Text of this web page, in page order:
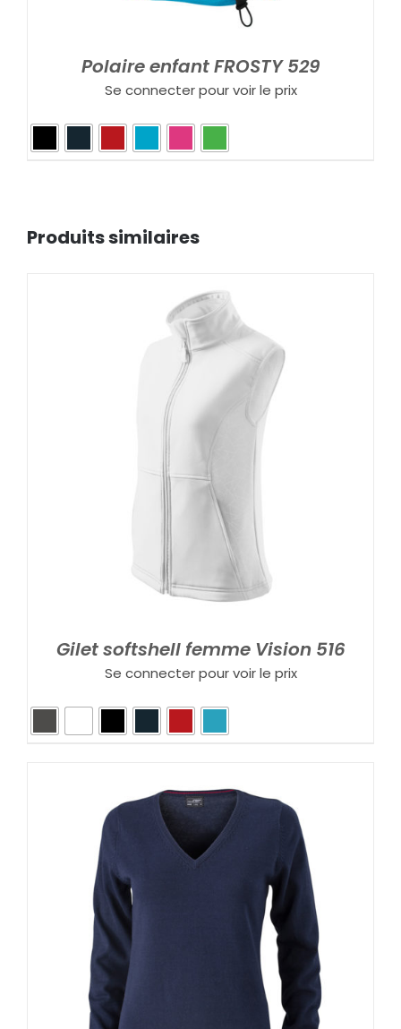
Polaire enfant FROSTY 529
Se connecter pour voir le prix
Produits similaires
Gilet softshell femme Vision 516
Se connecter pour voir le prix